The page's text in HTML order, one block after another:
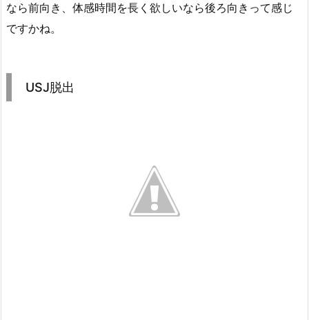
なら前向き、体感時間を長く欲しいなら後ろ向きって感じ
ですかね。
USJ脱出